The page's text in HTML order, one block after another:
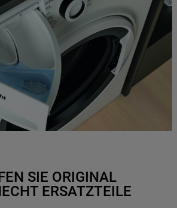
SIE ORIGINAL
ERSATZTEILE